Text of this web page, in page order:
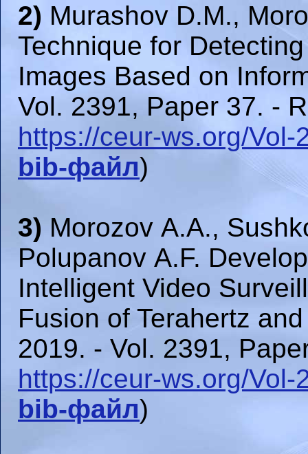
2) Murashov D.M.,
Technique for
Images Based on
Vol. 2391, Paper 37. -
https://ceur-ws.org/Vol-
bib-файл)
3) Morozov A.A.,
Polupanov A.F.
Intelligent Video
Fusion of Terahertz
2019. - Vol. 2391,
https://ceur-ws.org/Vol-
bib-файл)